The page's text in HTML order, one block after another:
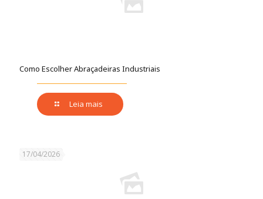
Como Escolher Abraçadeiras Industriais
Leia mais
17/04/2026